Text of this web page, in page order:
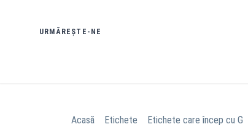
URMĂREȘTE-NE
Acasă Etichete Etichete care încep cu G